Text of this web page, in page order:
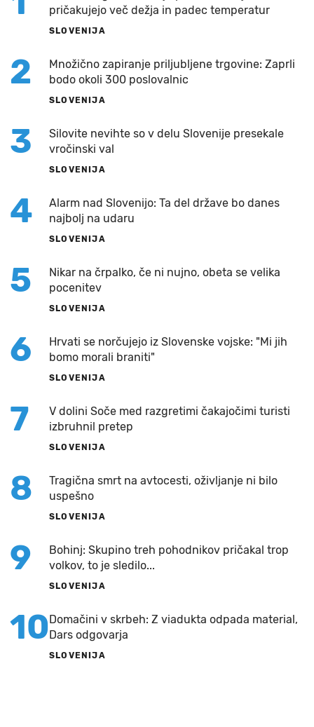
pričakujejo več dežja in padec temperatur
SLOVENIJA
2
Množično zapiranje priljubljene trgovine: Zaprli
bodo okoli 300 poslovalnic
SLOVENIJA
3
Silovite nevihte so v delu Slovenije presekale
vročinski val
SLOVENIJA
4
Alarm nad Slovenijo: Ta del države bo danes
najbolj na udaru
SLOVENIJA
5
Nikar na črpalko, če ni nujno, obeta se velika
pocenitev
SLOVENIJA
6
Hrvati se norčujejo iz Slovenske vojske: "Mi jih
bomo morali braniti"
SLOVENIJA
7
V dolini Soče med razgretimi čakajočimi turisti
izbruhnil pretep
SLOVENIJA
8
Tragična smrt na avtocesti, oživljanje ni bilo
uspešno
SLOVENIJA
9
Bohinj: Skupino treh pohodnikov pričakal trop
volkov, to je sledilo...
SLOVENIJA
10Domačini v skrbeh: Z viadukta odpada material,
Dars odgovarja
SLOVENIJA